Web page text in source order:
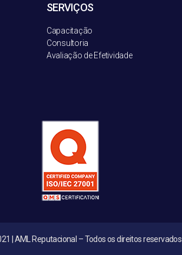
SERVIÇOS
Capacitação
Consultoria
Avaliação de Efetividade
| AML Reputacional – Todos os direitos reservados